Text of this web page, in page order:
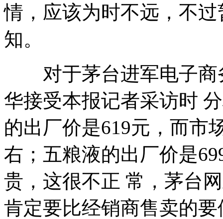
情，应该为时不远，不
知。
对于茅台进军电子商
华接受本报记者采访时
的出厂价是619元，而市
右；五粮液的出厂价是
贵，这很不正 常，茅台
肯定要比经销商售卖的